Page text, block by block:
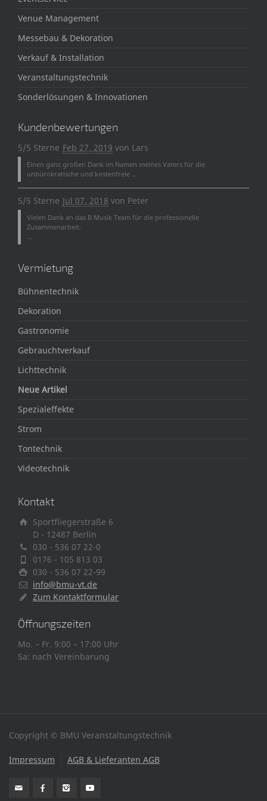
Venue Management
Messebau & Dekoration
Verkauf & Installation
Veranstaltungstechnik
Sonderlösungen & Innovationen
Kundenbewertungen
5/5 Sterne Feb 27, 2019 von Lars
Einen ganz großen Dank im Namen meines Vaters für die
unbürokratische und kostenfreie ...
5/5 Sterne Jul 07, 2018 von Peter
Vielen Dank an das B Musik Team für die professionelle
Zusammenarbeit.
Vermietung
Bühnentechnik
Dekoration
Gastronomie
Gebrauchtverkauf
Lichttechnik
Neue Artikel
Spezialeffekte
Strom
Tontechnik
Videotechnik
Kontakt
Sportfliegerstraße 6
D - 12487 Berlin
030 - 536 07 22-0
0176 - 105 813 03
030 - 536 07 22-99
info@bmu-vt.de
Zum Kontaktformular
Öffnungszeiten
Mo. – Fr. 9:00 – 17:00 Uhr
Sa: nach Vereinbarung
Copyright © BMU Veranstaltungstechnik
Impressum AGB & Lieferanten AGB